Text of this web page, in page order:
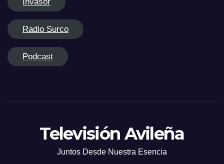
Radio Surco
Podcast
Televisión Avileña
Juntos Desde Nuestra Esencia